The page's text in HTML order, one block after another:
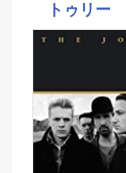
トゥリー